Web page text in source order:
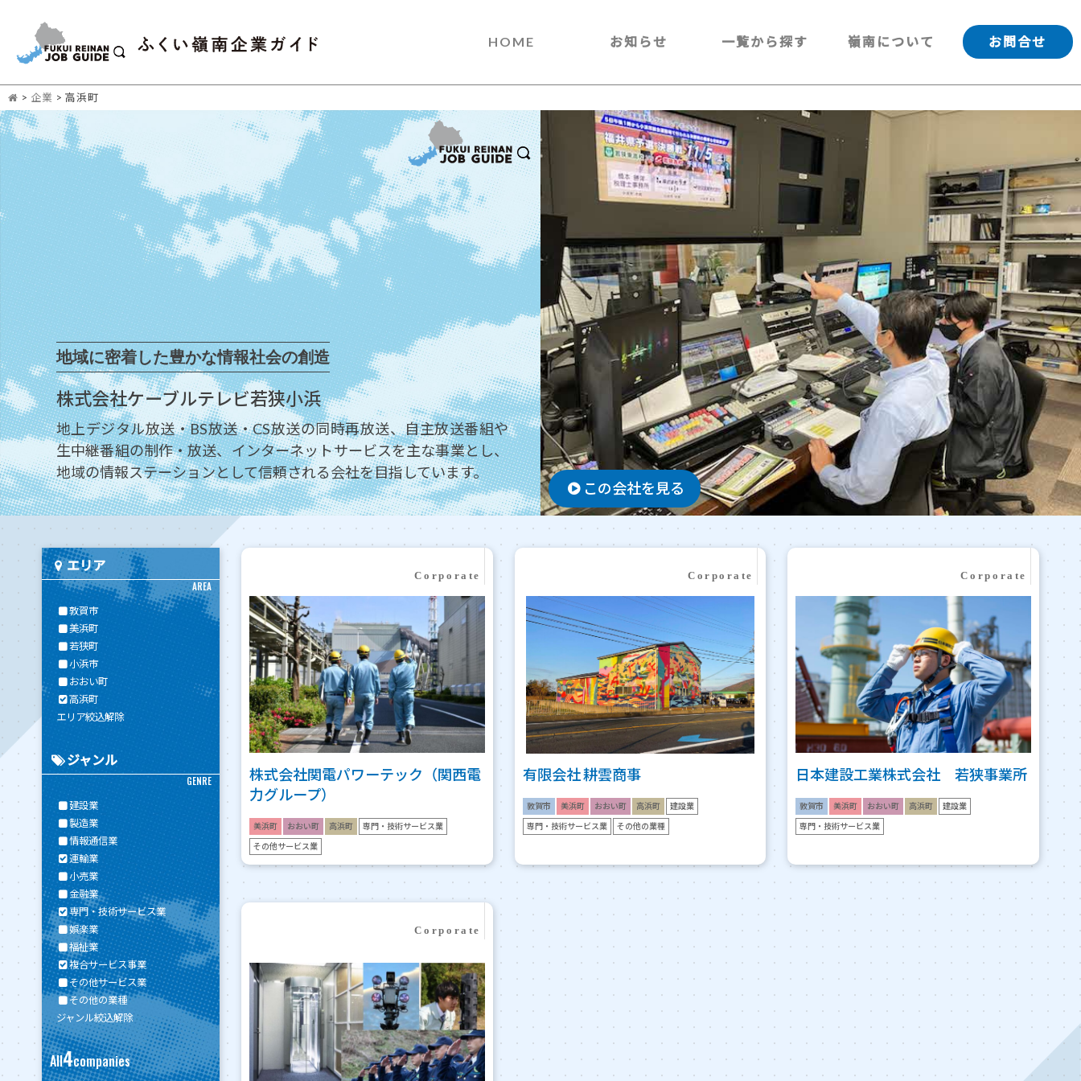
HOME お知らせ 一覧から探す 嶺南について お問合せ
> 企業 > 高浜町
地域に密着した豊かな情報社会の創造
株式会社ケーブルテレビ若狭小浜
地上デジタル放送・BS放送・CS放送の同時再放送、自主放送番組や
生中継番組の制作・放送、インターネットサービスを主な事業とし、
地域の情報ステーションとして信頼される会社を目指しています。
この会社を見る
エリア
AREA
敦賀市
美浜町
若狭町
小浜市
おおい町
高浜町
エリア絞込解除
ジャンル
GENRE
建設業
製造業
情報通信業
運輸業
小売業
金融業
専門・技術サービス業
娯楽業
福祉業
複合サービス事業
その他サービス業
その他の業種
ジャンル絞込解除
All4companies
株式会社関電パワーテック（関西電
力グループ）
美浜町 おおい町 高浜町 専門・技術サービス業
その他サービス業
有限会社 耕雲商事
敦賀市 美浜町 おおい町 高浜町 建設業
専門・技術サービス業 その他の業種
日本建設工業株式会社 若狭事業所
敦賀市 美浜町 おおい町 高浜町 建設業
専門・技術サービス業